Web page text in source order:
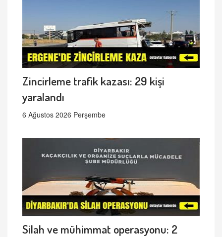
Zincirleme trafik kazası: 29 kişi
yaralandı
6 Ağustos 2026 Perşembe
Silah ve mühimmat operasyonu: 2